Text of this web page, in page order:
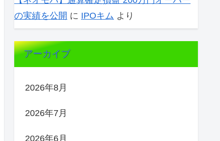
の実績を公開 に IPOキム より
アーカイブ
2026年8月
2026年7月
2026年6月